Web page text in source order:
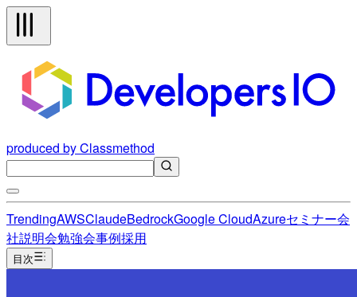
produced by Classmethod
TrendingAWSClaudeBedrockGoogle CloudAzureセミナー会
社説明会勉強会事例採用
目次